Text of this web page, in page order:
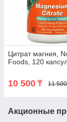
Цитрат магния,
Foods, 120
10 500 ₸ 11
Акционные